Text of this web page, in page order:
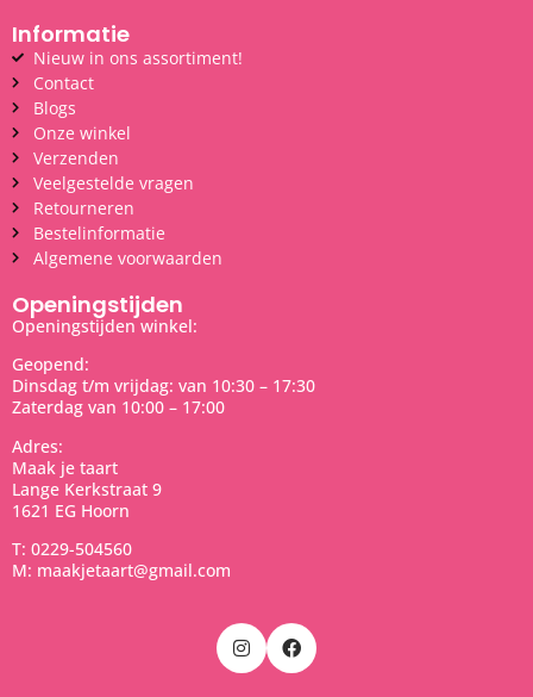
Informatie
Nieuw in ons assortiment!
Contact
Blogs
Onze winkel
Verzenden
Veelgestelde vragen
Retourneren
Bestelinformatie
Algemene voorwaarden
Openingstijden
Openingstijden winkel:
Geopend:
Dinsdag t/m vrijdag: van 10:30 – 17:30
Zaterdag van 10:00 – 17:00
Adres:
Maak je taart
Lange Kerkstraat 9
1621 EG Hoorn
T: 0229-504560
M: maakjetaart@gmail.com